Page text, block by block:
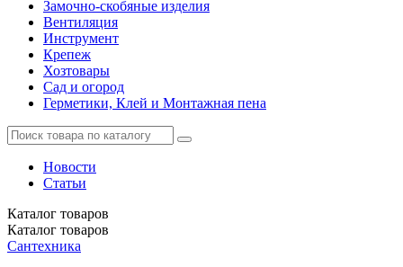
Замочно-скобяные изделия
Вентиляция
Инструмент
Крепеж
Хозтовары
Сад и огород
Герметики, Клей и Монтажная пена
Новости
Статьи
Каталог товаров
Каталог товаров
Сантехника